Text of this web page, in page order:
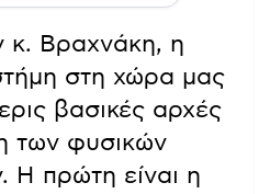
κ. Βραχνάκη, η
στη χώρα μας
βασικές αρχές
των φυσικών
Η πρώτη είναι η